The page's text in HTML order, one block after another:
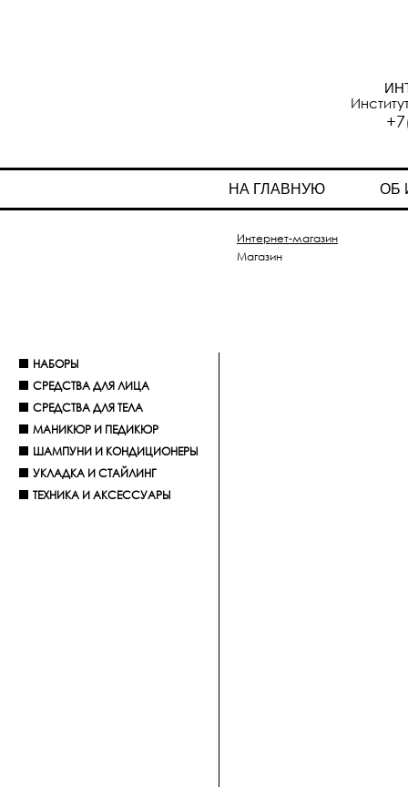
НА ГЛАВНУЮ ОБ
Интернет-магазин
Магазин
НАБОРЫ
СРЕДСТВА ДЛЯ ЛИЦА
СРЕДСТВА ДЛЯ ТЕЛА
МАНИКЮР И ПЕДИКЮР
ШАМПУНИ И КОНДИЦИОНЕРЫ
УКЛАДКА И СТАЙЛИНГ
ТЕХНИКА И АКСЕССУАРЫ